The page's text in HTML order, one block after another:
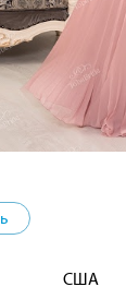
США